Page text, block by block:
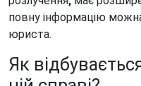
повну інформацію
юриста.
Як